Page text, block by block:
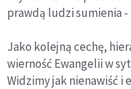
prawdą ludzi sumienia -
Jako kolejną cechę,
wierność Ewangelii w
Widzimy jak nienawiść i